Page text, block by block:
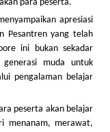
para peserta.
apresiasi
Pesantren yang telah
ini bukan sekadar
muda untuk
pengalaman belajar
peserta akan belajar
menanam, merawat,